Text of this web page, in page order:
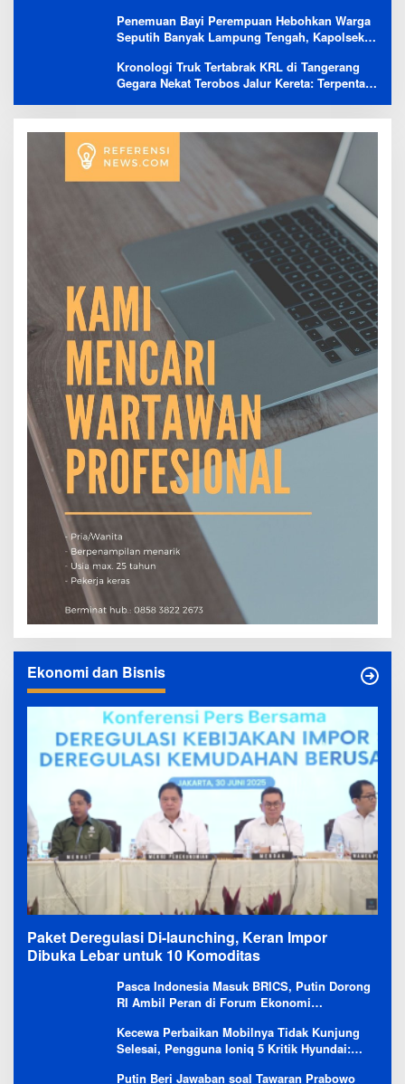
Penemuan Bayi Perempuan Hebohkan Warga
Seputih Banyak Lampung Tengah, Kapolsek:
Kronologi Truk Tertabrak KRL di Tangerang
Gegara Nekat Terobos Jalur Kereta: Terpental,
Ekonomi dan Bisnis
Paket Deregulasi Di-launching, Keran Impor
Dibuka Lebar untuk 10 Komoditas
Pasca Indonesia Masuk BRICS, Putin Dorong
RI Ambil Peran di Forum Ekonomi
Kecewa Perbaikan Mobilnya Tidak Kunjung
Selesai, Pengguna Ioniq 5 Kritik Hyundai:
Putin Beri Jawaban soal Tawaran Prabowo